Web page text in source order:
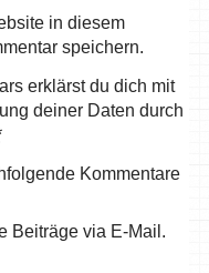
in diesem
speichern.
erklärst du dich mit
deiner Daten durch
Kommentare
Beiträge via E-Mail.